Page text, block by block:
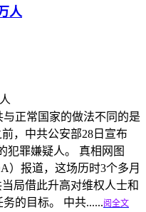
人
与正常国家的做法不同的是
，中共公安部28日宣布
犯罪嫌疑人。 真相网图
）报道，这场历时3个多月
局借此升高对维权人士和
的目标。 中共......阅全文